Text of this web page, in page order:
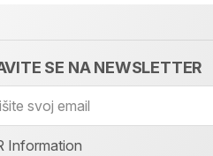
SE NA NEWSLETTER
Information